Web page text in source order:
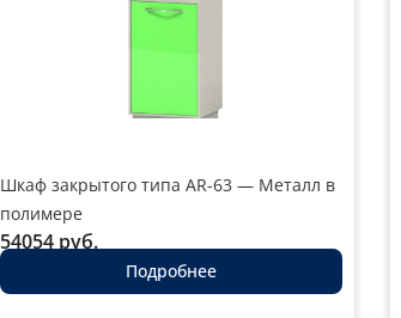
Шкаф закрытого типа AR-63 — Металл в
полимере
54054 руб.
Подробнее